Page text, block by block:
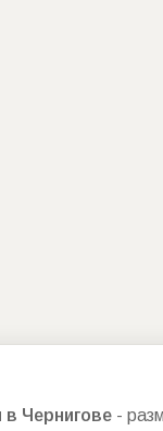
Чернигове -